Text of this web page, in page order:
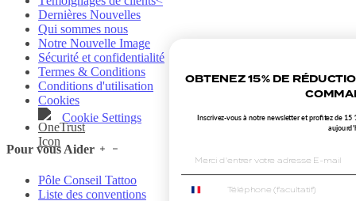
Dernières Nouvelles
Qui sommes nous
Notre Nouvelle Image
Sécurité et confidentialité
Termes & Conditions
Conditions d'utilisation
Cookies
Cookie Settings
Pour vous Aider
Pôle Conseil Tattoo
Liste des conventions
OBTENEZ 15% DE
Inscrivez-vous à notre newsletter et profitez de